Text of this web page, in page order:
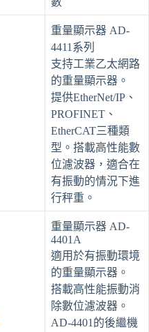
重量顯示器 AD-
4411系列
支持工業乙太網路
的重量顯示器。
提供EtherNet/IP、
PROFINET、
EtherCAT三種類
型。搭載高性能數
位濾波器，適合在
有振動的情況下進
行秤重。
重量顯示器 AD-
4401A
適用於有振動環境
的重量顯示器。
搭載高性能振動消
除數位濾波器。
AD-4401的後繼機